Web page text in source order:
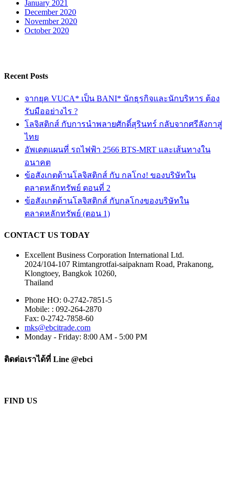
January 2021
December 2020
November 2020
October 2020
Recent Posts
จากยุค VUCA* เป็น BANI* นักธุรกิจและนักบริหาร ต้อง
รับมืออย่างไร ?
โลจิสติกส์ กับการนำพลายศักดิ์สุรินทร์ กลับจากศรีลังกาสู่
ไทย
อัพเดตแผนที่ รถไฟฟ้า 2566 BTS-MRT และเส้นทางใน
อนาคต
ข้อสังเกตด้านโลจิสติกส์ กับ กลโกง! ของบริษัทใน
ตลาดหลักทรัพย์ ตอนที่ 2
ข้อสังเกตด้านโลจิสติกส์ กับกลโกงของบริษัทใน
ตลาดหลักทรัพย์ (ตอน 1)
CONTACT US TODAY
Excellent Business Corporation International Ltd.
2024/104-107 Rimtangrotfai-saipaknam Road, Prakanong,
Klongtoey, Bangkok 10260,
Thailand
Phone HO: 0-2742-7851-5
Mobile: : 092-264-2870
Fax: 0-2742-7858-60
mks@ebcitrade.com
Monday - Friday: 8:00 AM - 5:00 PM
ติดต่อเราได้ที่ Line @ebci
FIND US